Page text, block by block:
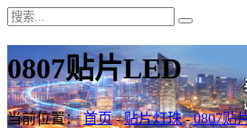
0807贴片LED
当前位置：首页-贴片灯珠-0807贴